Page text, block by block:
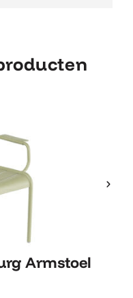
Armstoel
Armstoel